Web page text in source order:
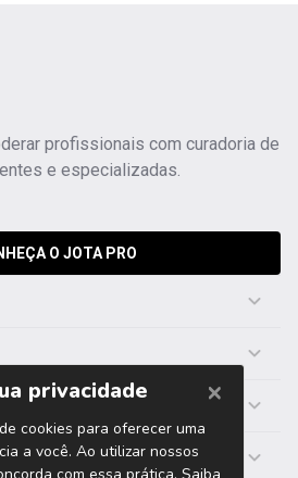
profissionais com curadoria de
e especializadas.
O JOTA PRO